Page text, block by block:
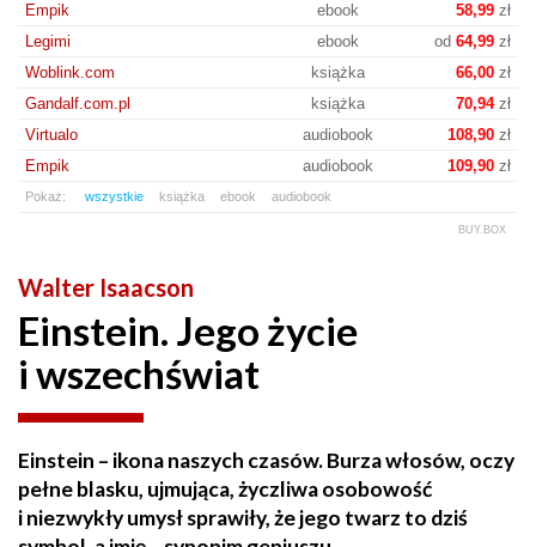
Empik
ebook 58,99zł
Legimi
ebook od 64,99zł
Woblink.com
książka 66,00zł
Gandalf.com.pl
książka 70,94zł
Virtualo
audiobook 108,90zł
Empik
audiobook 109,90zł
Pokaż: wszystkie książka ebook audiobook
BUY.BOX
Walter Isaacson
Einstein. Jego życie
i wszechświat
Einstein – ikona naszych czasów. Burza włosów, oczy
pełne blasku, ujmująca, życzliwa osobowość
i niezwykły umysł sprawiły, że jego twarz to dziś